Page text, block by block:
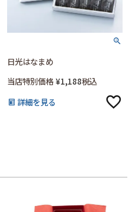
日光はなまめ
当店特別価格 ¥1,188税込
詳細を見る